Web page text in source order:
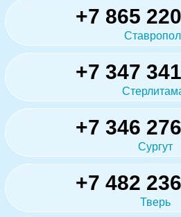
+7 865
+7 347
+7 346
Сургут
+7 482
Тверь